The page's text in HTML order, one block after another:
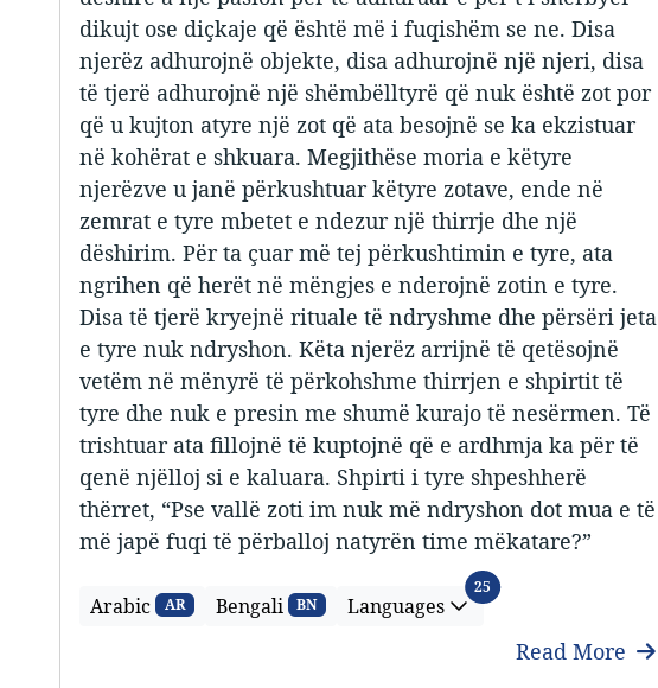
dikujt ose diçkaje që është më i fuqishëm se ne. Disa
njerëz adhurojnë objekte, disa adhurojnë një njeri, disa
të tjerë adhurojnë një shëmbëlltyrë që nuk është zot por
që u kujton atyre një zot që ata besojnë se ka ekzistuar
në kohërat e shkuara. Megjithëse moria e këtyre
njerëzve u janë përkushtuar këtyre zotave, ende në
zemrat e tyre mbetet e ndezur një thirrje dhe një
dëshirim. Për ta çuar më tej përkushtimin e tyre, ata
ngrihen që herët në mëngjes e nderojnë zotin e tyre.
Disa të tjerë kryejnë rituale të ndryshme dhe përsëri jeta
e tyre nuk ndryshon. Këta njerëz arrijnë të qetësojnë
vetëm në mënyrë të përkohshme thirrjen e shpirtit të
tyre dhe nuk e presin me shumë kurajo të nesërmen. Të
trishtuar ata fillojnë të kuptojnë që e ardhmja ka për të
qenë njëlloj si e kaluara. Shpirti i tyre shpeshherë
thërret, “Pse vallë zoti im nuk më ndryshon dot mua e të
më japë fuqi të përballoj natyrën time mëkatare?”
Arabic AR Bengali BN Languages
25 Languages
Read More